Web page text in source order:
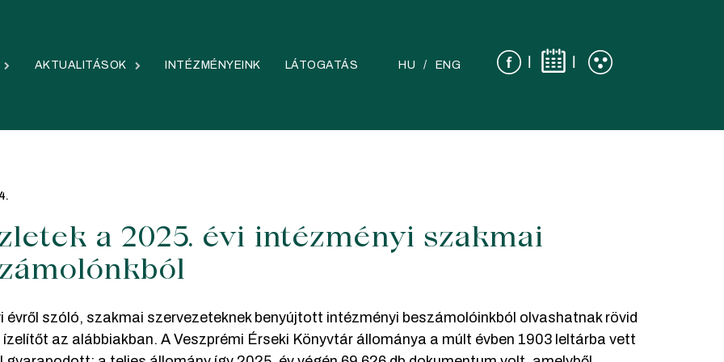
AKTUALITÁSOK INTÉZMÉNYEINK LÁTOGATÁS HU ENG | |
a 2025. évi intézményi szakmai
évről szóló, szakmai szervezeteknek benyújtott intézményi beszámolóinkból olvashatnak rövid
az alábbiakban. A Veszprémi Érseki Könyvtár állománya a múlt évben 1903 leltárba vett